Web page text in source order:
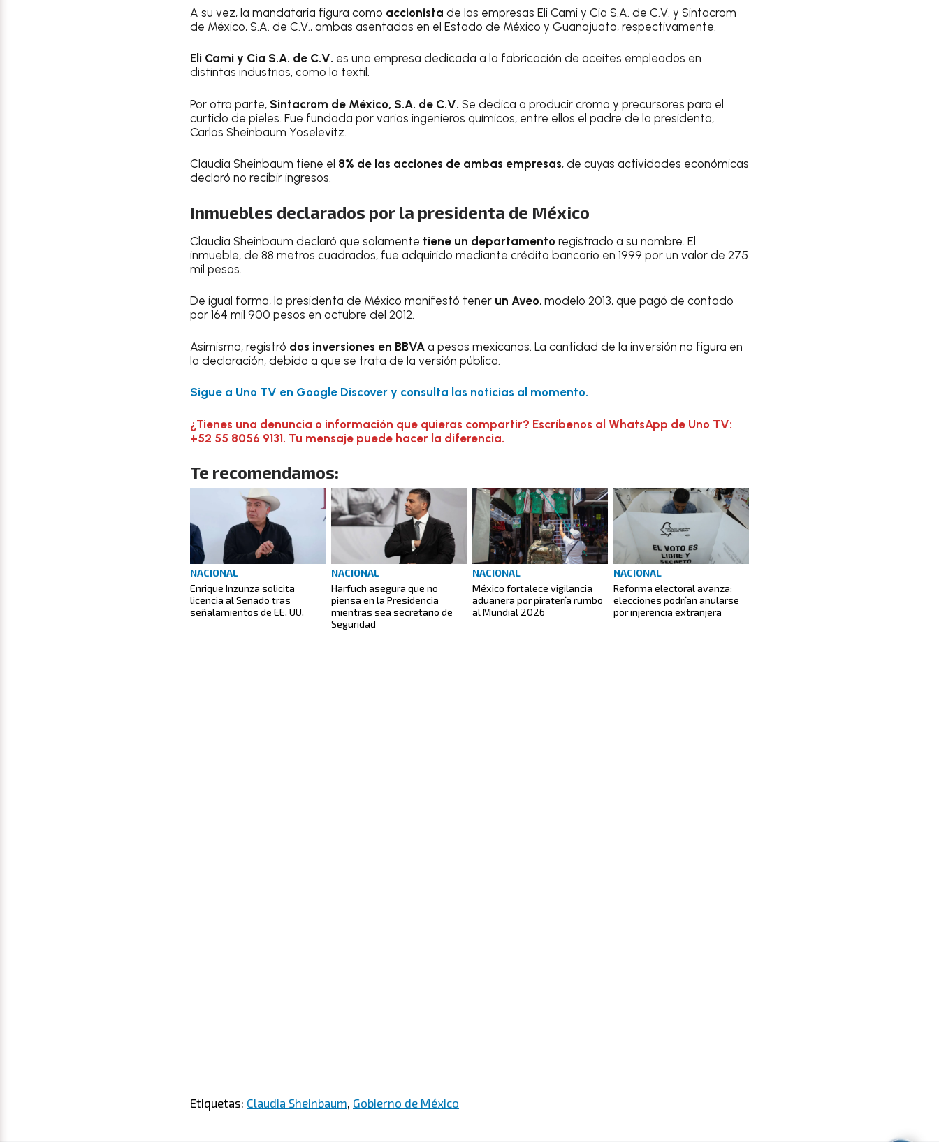
A su vez, la mandataria figura como accionista de las empresas Eli Cami y Cia S.A. de C.V. y Sintacrom
de México, S.A. de C.V., ambas asentadas en el Estado de México y Guanajuato, respectivamente.
Eli Cami y Cia S.A. de C.V. es una empresa dedicada a la fabricación de aceites empleados en
distintas industrias, como la textil.
Por otra parte, Sintacrom de México, S.A. de C.V. Se dedica a producir cromo y precursores para el
curtido de pieles. Fue fundada por varios ingenieros químicos, entre ellos el padre de la presidenta,
Carlos Sheinbaum Yoselevitz.
Claudia Sheinbaum tiene el 8% de las acciones de ambas empresas, de cuyas actividades económicas
declaró no recibir ingresos.
Inmuebles declarados por la presidenta de México
Claudia Sheinbaum declaró que solamente tiene un departamento registrado a su nombre. El
inmueble, de 88 metros cuadrados, fue adquirido mediante crédito bancario en 1999 por un valor de 275
mil pesos.
De igual forma, la presidenta de México manifestó tener un Aveo, modelo 2013, que pagó de contado
por 164 mil 900 pesos en octubre del 2012.
Asimismo, registró dos inversiones en BBVA a pesos mexicanos. La cantidad de la inversión no figura en
la declaración, debido a que se trata de la versión pública.
Sigue a Uno TV en Google Discover y consulta las noticias al momento.
¿Tienes una denuncia o información que quieras compartir? Escríbenos al WhatsApp de Uno TV:
+52 55 8056 9131. Tu mensaje puede hacer la diferencia.
Te recomendamos:
NACIONAL
Enrique Inzunza solicita
licencia al Senado tras
señalamientos de EE. UU.
NACIONAL
Harfuch asegura que no
piensa en la Presidencia
mientras sea secretario de
Seguridad
NACIONAL
México fortalece vigilancia
aduanera por piratería rumbo
al Mundial 2026
NACIONAL
Reforma electoral avanza:
elecciones podrían anularse
por injerencia extranjera
Etiquetas: Claudia Sheinbaum Gobierno de México